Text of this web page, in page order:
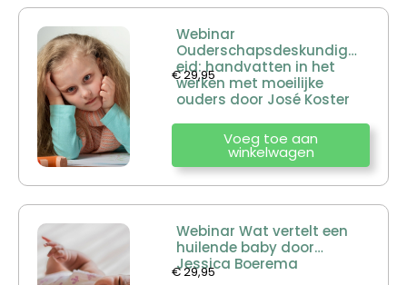
Webinar
Ouderschapsdeskundigh
eid: handvatten in het
werken met moeilijke
ouders door José Koster
€29,95
Voeg toe aan
winkelwagen
Webinar Wat vertelt een
huilende baby door
Jessica Boerema
€29,95